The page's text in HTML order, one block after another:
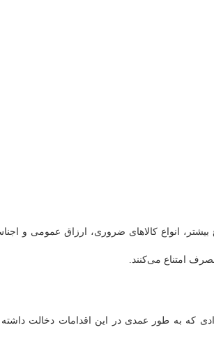
انواع کالا‌های ضروری، ارزاق عمومی و
امتناع می‌کنند.
که به طور عمدی در این اقدامات دخالت